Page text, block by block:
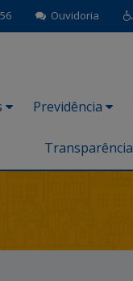
Ouvidoria
Previdência
Transparência